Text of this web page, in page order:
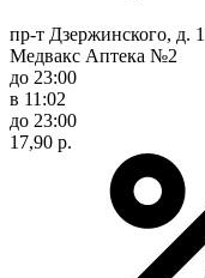
пр-т Дзержинского, д.
Медвакс Аптека №2
до 23:00
в 11:02
до 23:00
17,90 р.